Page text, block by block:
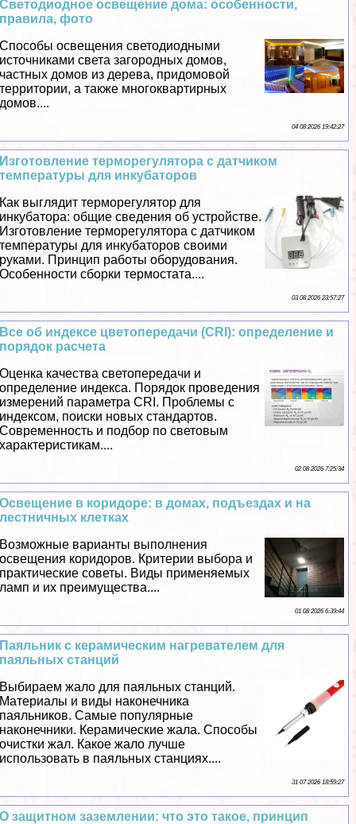
Светодиодное освещение дома: особенности,
правила, фото
Способы освещения светодиодными
источниками света загородных домов,
частных домов из дерева, придомовой
территории, а также многоквартирных
домов....
04 08 2026 19:42:27
Изготовление терморегулятора с датчиком
температуры для инкубаторов
Как выглядит терморегулятор для
инкубатора: общие сведения об устройстве.
Изготовление терморегулятора с датчиком
температуры для инкубаторов своими
руками. Принцип работы оборудования.
Особенности сборки термостата....
03 08 2026 23:57:27
Все об индексе цветопередачи (CRI): определение и
порядок расчета
Оценка качества светопередачи и
определение индекса. Порядок проведения
измерений параметра CRI. Проблемы с
индексом, поиски новых стандартов.
Современность и подбор по световым
хаpaктеристикам....
02 08 2026 7:25:34
Освещение в коридоре: в домах, подъездах и на
лестничных клетках
Возможные варианты выполнения
освещения коридоров. Критерии выбора и
пpaктические советы. Виды применяемых
ламп и их преимущества....
01 08 2026 6:39:44
Паяльник с керамическим нагревателем для
паяльных станций
Выбираем жало для паяльных станций.
Материалы и виды наконечника
паяльников. Самые популярные
наконечники. Керамические жала. Способы
очистки жал. Какое жало лучше
использовать в паяльных станциях....
31 07 2026 18:59:27
О защитном заземлении: что это такое, принцип